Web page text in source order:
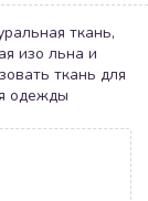
ткань,
изо льна и
ткань для
одежды